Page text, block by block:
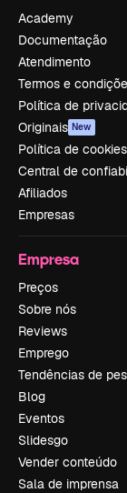
Academy
Documentação
Atendimento
Termos e
Política de
Originais New
Política de cookies
Central de
Afiliados
Empresas
Empresa
Preços
Sobre nós
Reviews
Emprego
Tendências de
Blog
Eventos
Slidesgo
Vender conteúdo
Sala de imprensa